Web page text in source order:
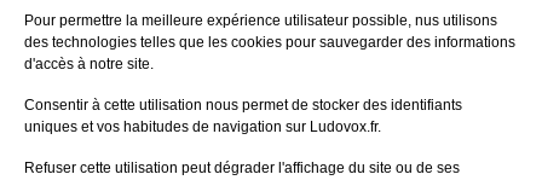
Pour permettre la meilleure expérience utilisateur possible, nus utilisons
des technologies telles que les cookies pour sauvegarder des informations
d'accès à notre site.
Consentir à cette utilisation nous permet de stocker des identifiants
uniques et vos habitudes de navigation sur Ludovox.fr.
Refuser cette utilisation peut dégrader l'affichage du site ou de ses
Avis de
Sur le jeu Collect!
il y a 1 jour
Avis demorlockbob
Sur le jeu Detective Box - Ciao
Publié leil y a 3 jours
80%